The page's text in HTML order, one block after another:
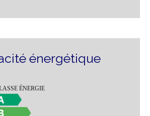
énergétique